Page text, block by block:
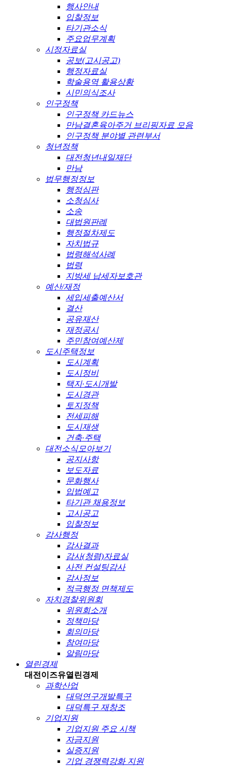
행사안내
입찰정보
타기관소식
주요업무계획
시정자료실
공보(고시공고)
행정자료실
학술용역 활용상황
시민의식조사
인구정책
인구정책 카드뉴스
만남결혼육아주거 브리핑자료 모음
인구정책 분야별 관련부서
청년정책
대전청년내일재단
만남
법무행정정보
행정심판
소청심사
소송
대법원판례
행정절차제도
자치법규
법령해석사례
법령
지방세 납세자보호관
예산/재정
세입세출예산서
결산
공유재산
재정공시
주민참여예산제
도시주택정보
도시계획
도시정비
택지·도시개발
도시경관
토지정책
전세피해
도시재생
건축·주택
대전소식모아보기
공지사항
보도자료
문화행사
입법예고
타기관 채용정보
고시공고
입찰정보
감사행정
감사결과
감사(청렴)자료실
사전 컨설팅감사
감사정보
적극행정 면책제도
자치경찰위원회
위원회소개
정책마당
회의마당
참여마당
알림마당
열린경제
대전이즈유열린경제
과학산업
대덕연구개발특구
대덕특구 재창조
기업지원
기업지원 주요 시책
자금지원
실증지원
기업 경쟁력강화 지원